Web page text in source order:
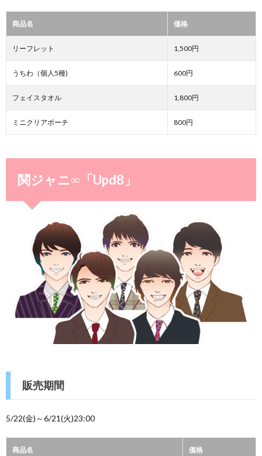
商品名 価格
リーフレット 1,500円
うちわ（個人5種) 600円
フェイスタオル 1,800円
ミニクリアポーチ 800円
関ジャニ∞「Upd8」
販売期間
5/22(金)～6/21(火)23:00
商品名 価格